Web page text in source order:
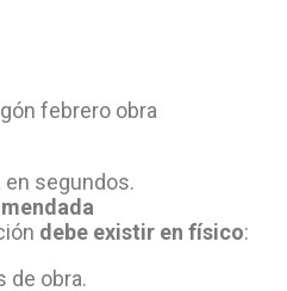
febrero obra
segundos.
debe existir en físico:
de obra.